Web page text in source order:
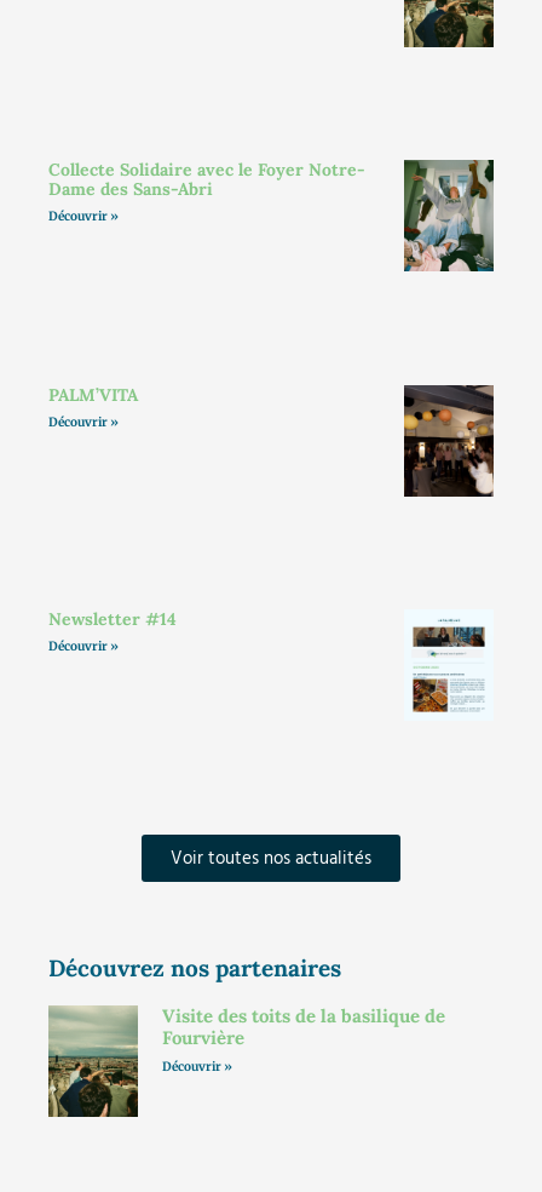
Collecte Solidaire avec le Foyer Notre-
Dame des Sans-Abri
Découvrir »
PALM’VITA
Découvrir »
Newsletter #14
Découvrir »
Voir toutes nos actualités
Découvrez nos partenaires
Visite des toits de la basilique de
Fourvière
Découvrir »